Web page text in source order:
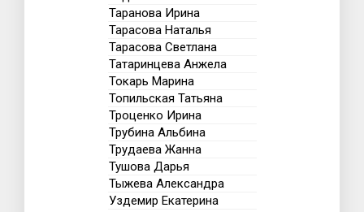
Таранова Ирина
Тарасова Наталья
Тарасова Светлана
Татаринцева Анжела
Токарь Марина
Топильская Татьяна
Троценко Ирина
Трубина Альбина
Трудаева Жанна
Тушова Дарья
Тыжева Александра
Уздемир Екатерина